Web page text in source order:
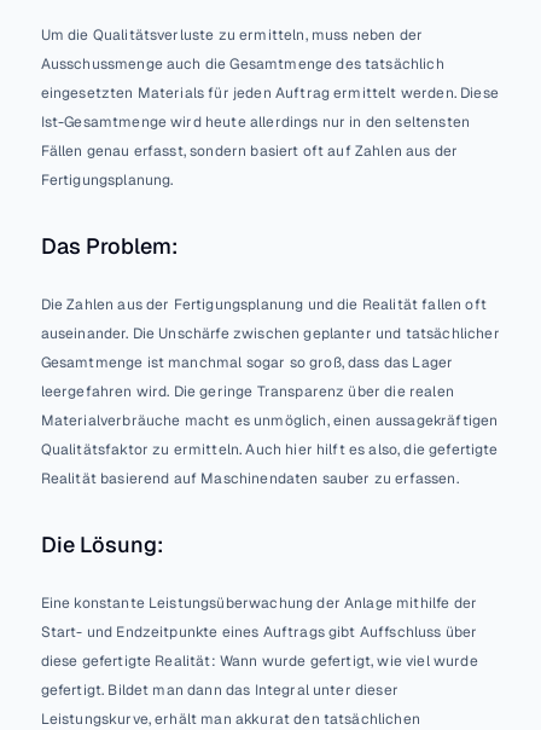
Um die Qualitätsverluste zu ermitteln, muss neben der
Ausschussmenge auch die Gesamtmenge des tatsächlich
eingesetzten Materials für jeden Auftrag ermittelt werden. Diese
Ist-Gesamtmenge wird heute allerdings nur in den seltensten
Fällen genau erfasst, sondern basiert oft auf Zahlen aus der
Fertigungsplanung.
Das Problem:
Die Zahlen aus der Fertigungsplanung und die Realität fallen oft
auseinander. Die Unschärfe zwischen geplanter und tatsächlicher
Gesamtmenge ist manchmal sogar so groß, dass das Lager
leergefahren wird. Die geringe Transparenz über die realen
Materialverbräuche macht es unmöglich, einen aussagekräftigen
Qualitätsfaktor zu ermitteln. Auch hier hilft es also, die gefertigte
Realität basierend auf Maschinendaten sauber zu erfassen.
Die Lösung:
Eine konstante Leistungsüberwachung der Anlage mithilfe der
Start- und Endzeitpunkte eines Auftrags gibt Auffschluss über
diese gefertigte Realität: Wann wurde gefertigt, wie viel wurde
gefertigt. Bildet man dann das Integral unter dieser
Leistungskurve, erhält man akkurat den tatsächlichen